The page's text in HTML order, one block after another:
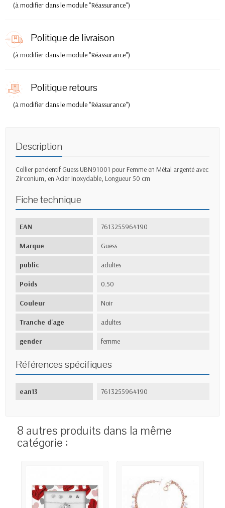
(à modifier dans le module "Réassurance")
Politique de livraison
(à modifier dans le module "Réassurance")
Politique retours
(à modifier dans le module "Réassurance")
Description
Collier pendentif Guess UBN91001 pour Femme en Métal argenté avec
Zirconium, en Acier Inoxydable, Longueur 50 cm
Fiche technique
EAN 7613255964190
Marque Guess
public adultes
Poids 0.50
Couleur Noir
Tranche d'age adultes
gender femme
Références spécifiques
ean13 7613255964190
8 autres produits dans la même
catégorie :